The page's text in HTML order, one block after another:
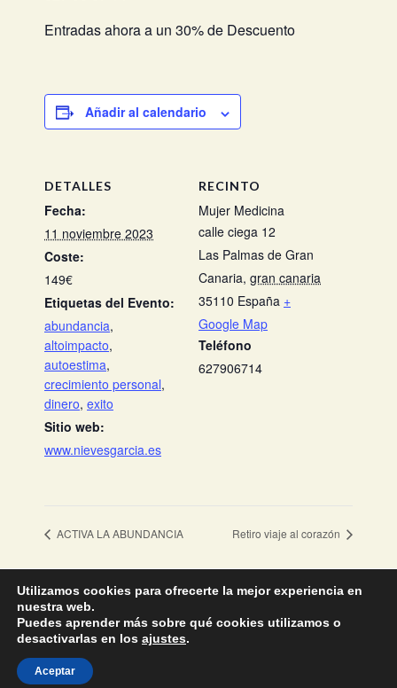
Entradas ahora a un 30% de Descuento
Añadir al calendario
DETALLES
Fecha:
11 noviembre 2023
Coste:
149€
Etiquetas del Evento:
abundancia,
altoimpacto,
autoestima,
crecimiento personal,
dinero, exito
Sitio web:
www.nievesgarcia.es
RECINTO
Mujer Medicina
calle ciega 12
Las Palmas de Gran
Canaria, gran canaria
35110 España +
Google Map
Teléfono
627906714
ACTIVA LA ABUNDANCIA Retiro viaje al corazón
Aviso Legal y Política de Privacidad
Utilizamos cookies para ofrecerte la mejor experiencia en
nuestra web.
Puedes aprender más sobre qué cookies utilizamos o
desactivarlas en los ajustes.
Aceptar